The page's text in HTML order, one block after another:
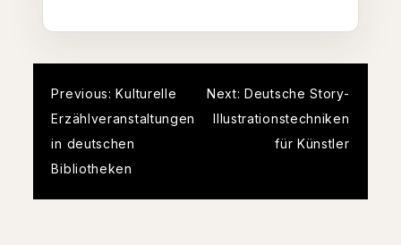
Post
navigation
Previous: Kulturelle
Erzählveranstaltungen
in deutschen
Bibliotheken
Next: Deutsche Story-
Illustrationstechniken
für Künstler